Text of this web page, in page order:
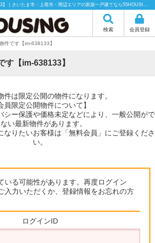
こちらは会員物件です【im-638133】｜さいたま市・上尾市・周辺エリアの新築一戸建てなら55HOUSING（55ハウジング）にお任せください！
検索 会員登録
件です【im-638133】
す【im-638133】
件は限定公開の物件になります。
員限定公開物件について】
シー保護や価格未定などにより、一般公開がで
い最新物件があります。
なりたいお客様は「無料会員」にご登録くださ
い。
いる可能性があります。再度ログイン
入力いただくか、登録情報をお忘れの方
ログインID